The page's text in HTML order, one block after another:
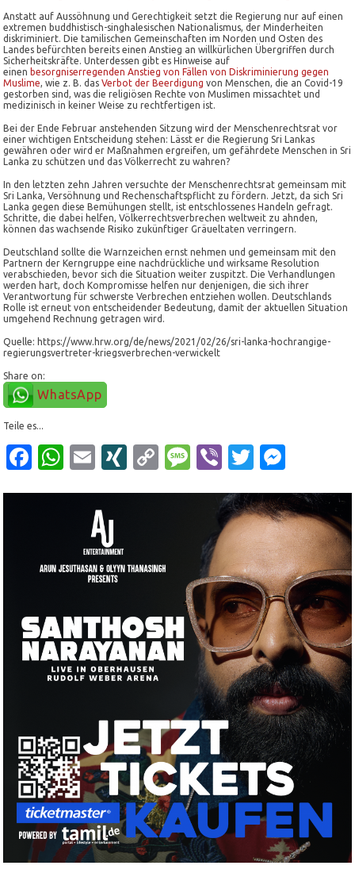
Anstatt auf Aussöhnung und Gerechtigkeit setzt die Regierung nur auf einen
extremen buddhistisch-singhalesischen Nationalismus, der Minderheiten
diskriminiert. Die tamilischen Gemeinschaften im Norden und Osten des
Landes befürchten bereits einen Anstieg an willkürlichen Übergriffen durch
Sicherheitskräfte. Unterdessen gibt es Hinweise auf
einen besorgniserregenden Anstieg von Fällen von Diskriminierung gegen
Muslime, wie z. B. dasVerbot der Beerdigung von Menschen, die an Covid-19
gestorben sind, was die religiösen Rechte von Muslimen missachtet und
medizinisch in keiner Weise zu rechtfertigen ist.
Bei der Ende Februar anstehenden Sitzung wird der Menschenrechtsrat vor
einer wichtigen Entscheidung stehen: Lässt er die Regierung Sri Lankas
gewähren oder wird er Maßnahmen ergreifen, um gefährdete Menschen in Sri
Lanka zu schützen und das Völkerrecht zu wahren?
In den letzten zehn Jahren versuchte der Menschenrechtsrat gemeinsam mit
Sri Lanka, Versöhnung und Rechenschaftspflicht zu fördern. Jetzt, da sich Sri
Lanka gegen diese Bemühungen stellt, ist entschlossenes Handeln gefragt.
Schritte, die dabei helfen, Völkerrechtsverbrechen weltweit zu ahnden,
können das wachsende Risiko zukünftiger Gräueltaten verringern.
Deutschland sollte die Warnzeichen ernst nehmen und gemeinsam mit den
Partnern der Kerngruppe eine nachdrückliche und wirksame Resolution
verabschieden, bevor sich die Situation weiter zuspitzt. Die Verhandlungen
werden hart, doch Kompromisse helfen nur denjenigen, die sich ihrer
Verantwortung für schwerste Verbrechen entziehen wollen. Deutschlands
Rolle ist erneut von entscheidender Bedeutung, damit der aktuellen Situation
umgehend Rechnung getragen wird.
Quelle: https://www.hrw.org/de/news/2021/02/26/sri-lanka-hochrangige-
regierungsvertreter-kriegsverbrechen-verwickelt
Share on:
WhatsApp
Teile es...
Facebook
WhatsApp
EmailXINGCopyMessage
ViberTwitter